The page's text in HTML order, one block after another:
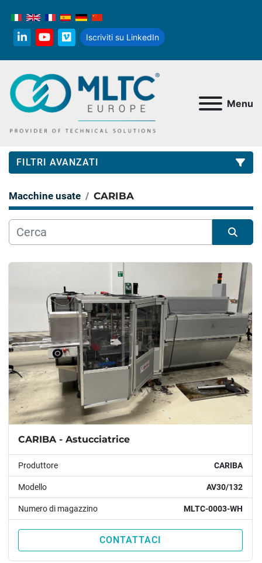
linkedinyoutube
vimeo
Iscriviti su LinkedIn
Menu
FILTRI AVANZATI
Categoria
Produttore
Condizione
Anno
APPLICARE CANCELLA
Macchine usate CARIBA
CARIBA - Astucciatrice
Produttore CARIBA
Modello AV30/132
Numero di magazzino MLTC-0003-WH
CONTATTACI